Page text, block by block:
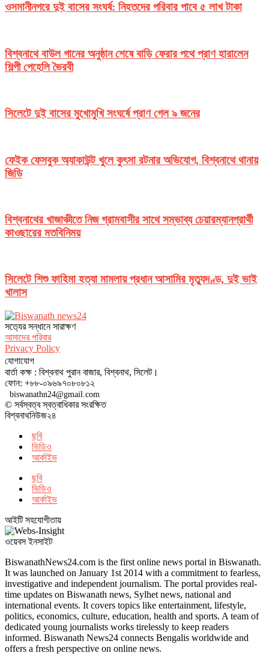
ওসমানীনগরে দুই বাসের সংঘর্ষ: নিহতদের পরিবার পাবে ৫ লাখ টাকা
বিশ্বনাথে বাউল গানের অনুষ্ঠান শেষে বাড়ি ফেরার পথে প্রাণ হারালেন
শিল্পী পেহেলি ভৈরবী
সিলেটে দুই বাসের মুখোমুখি সংঘর্ষে প্রাণ গেল ৯ জনের
ফেইক ফেসবুক অ্যাকাউন্ট খুলে কুৎসা রটনার অভিযোগ, বিশ্বনাথে থানায়
জিডি
বিশ্বনাথের খাজাঞ্চীতে নিজ গ্রামবাসীর সাথে সম্ভাব্য চেয়ারম্যানপ্রার্থী
কাওছারের মতবিনিময়
সিলেটে শিশু ফাহিমা হত্যা মামলায় প্রধান আসামির মৃত্যুদণ্ড, দুই ভাই
খালাস
সত‌্যের সন্ধানে সারাক্ষণ
আমাদের পরিবার
Privacy Policy
যোগাযোগ
বার্তা কক্ষ : বিশ্বনাথ পুরান বাজার, বিশ্বনাথ, সিলেট।
ফোন: +৮৮-০৯৬৯৭০৮০৮১২
biswanathn24@gmail.com
© সর্বস্বত্ব স্বত্বাধিকার সংরক্ষিত
বিশ্বনাথনিউজ২৪
ছবি
ভিডিও
আর্কাইভ
ছবি
ভিডিও
আর্কাইভ
আইটি সহযোগীতায়
ওয়েবস ইনসাইট
BiswanathNews24.com is the first online news portal in Biswanath.
It was launched on January 1st 2014 with a commitment to fearless,
investigative and independent journalism. The portal provides real-
time updates on Biswanath news, Sylhet news, national and
international events. It covers topics like entertainment, lifestyle,
politics, economics, culture, education, health and sports. A team of
dedicated young journalists works tirelessly to keep readers
informed. Biswanath News24 connects Bengalis worldwide and
offers a fresh perspective on online news.